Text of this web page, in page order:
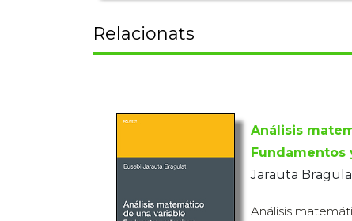
Relacionats
Análisis
Fundamentos
Jarauta
Análisis